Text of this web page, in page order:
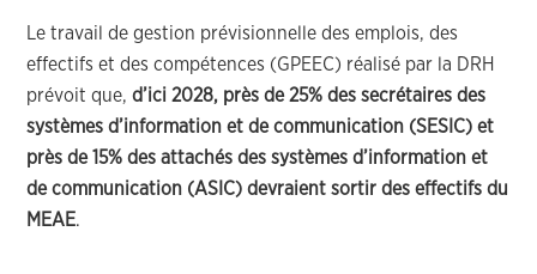
Le travail de gestion prévisionnelle des emplois, des
effectifs et des compétences (GPEEC) réalisé par la DRH
prévoit que,d’ici 2028, près de 25% des secrétaires des
systèmes d’information et de communication (SESIC) et
près de 15% des attachés des systèmes d’information et
de communication (ASIC) devraient sortir des effectifs du
MEAE.